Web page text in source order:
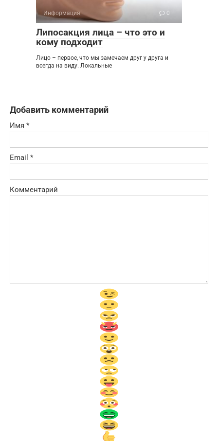
Информация 0
Липосакция лица – что это и
кому подходит
Лицо – первое, что мы замечаем друг у друга и
всегда на виду. Локальные
Добавить комментарий
Имя *
Email *
Комментарий